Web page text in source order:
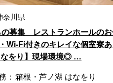
奈川県
募集 レストランホールのお
Wi-Fi付きのキレイな個室寮
なをり】現場環境◎ …
： 箱根・芦ノ湖 はなをり